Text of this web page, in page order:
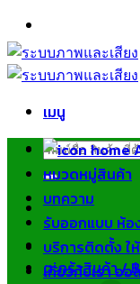
ข้าม
ไป
ยัง
เมนู
ค้นหา:
ตะกร้าสินค้า /฿
หมวดหมู่สินค้า
บทความ
รับออกแบบ ห้อ
บริการติดตั้ง ใ
เกี่ยวกับเรา อ